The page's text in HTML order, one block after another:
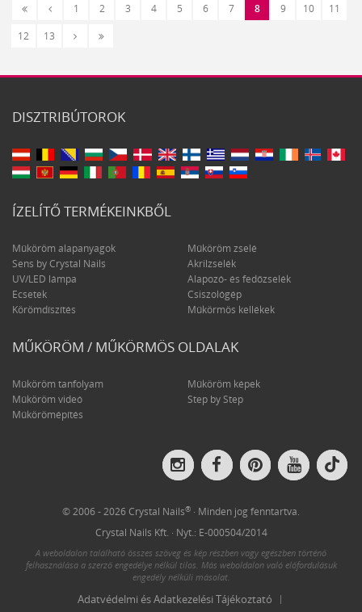
«
‹
1 2 3 4 5 6 7 8 9 10
11
12
13
KövetkezőUtolsó
DISZTRIBÚTOROK
ÍZELÍTŐ TERMÉKEINKBŐL
Műköröm alapanyagok
Műköröm zselé
Sens by Crystal Nails
Akrilzselék
UV/LED lámpa
Alapozó- és fedőzselék
Ecsetek
Csiszológép
Körömdíszítés
Műkörmös kellékek
MŰKÖRÖM / MŰKÖRMÖS OLDALAK
Műköröm tanfolyam
Műköröm képek
Műköröm videó
Step by Step
Műkörömépítés
Crystal
Nails
Instagram
Crystal
Nails
Facebook
Crystal
Nails
Pinterest
Crystal
Nails
© 2006 - 2026 Crystal Nails® · Minden jog fenntartva.
Crystal Nails Kft. · Nyt.: E-000504/2014
A weboldalon található összes szöveg és kép részben vagy egészben történő
felhasználása a szerző engedélye nélkül tilos. Más weboldalon való előfordulásuk
engedély nélküli másolat.
Adatvédelmi és Adatkezelési Tájékoztató